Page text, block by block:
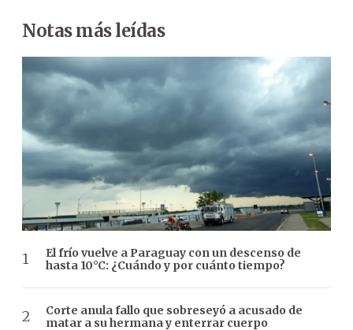
Notas más leídas
El frío vuelve a Paraguay con un descenso de
hasta 10°C: ¿Cuándo y por cuánto tiempo?
Corte anula fallo que sobreseyó a acusado de
matar a su hermana y enterrar cuerpo